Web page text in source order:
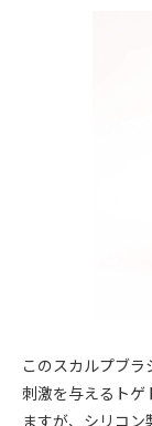
このスカルプブ
刺激を与えるトゲ
ますが、シリコン